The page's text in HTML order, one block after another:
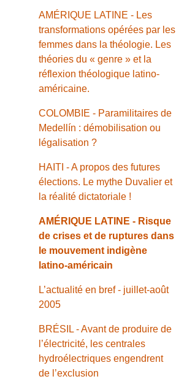
AMÉRIQUE LATINE - Les
transformations opérées par les
femmes dans la théologie. Les
théories du « genre » et la
réflexion théologique latino-
américaine.
COLOMBIE - Paramilitaires de
Medellín : démobilisation ou
légalisation ?
HAITI - A propos des futures
élections. Le mythe Duvalier et
la réalité dictatoriale !
AMÉRIQUE LATINE - Risque
de crises et de ruptures dans
le mouvement indigène
latino-américain
L’actualité en bref - juillet-août
2005
BRÉSIL - Avant de produire de
l’électricité, les centrales
hydroélectriques engendrent
de l’exclusion